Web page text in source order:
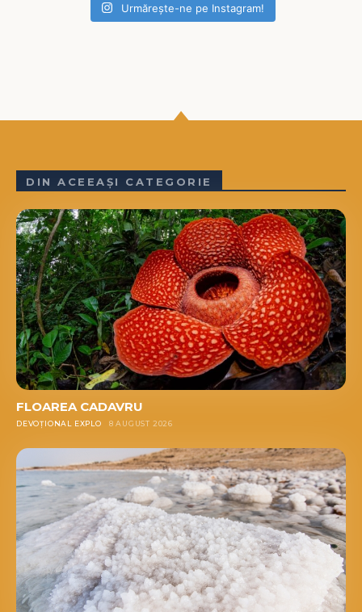
Urmărește-ne pe Instagram!
DIN ACEEAȘI CATEGORIE
FLOAREA CADAVRU
DEVOȚIONAL EXPLO 8 AUGUST 2026